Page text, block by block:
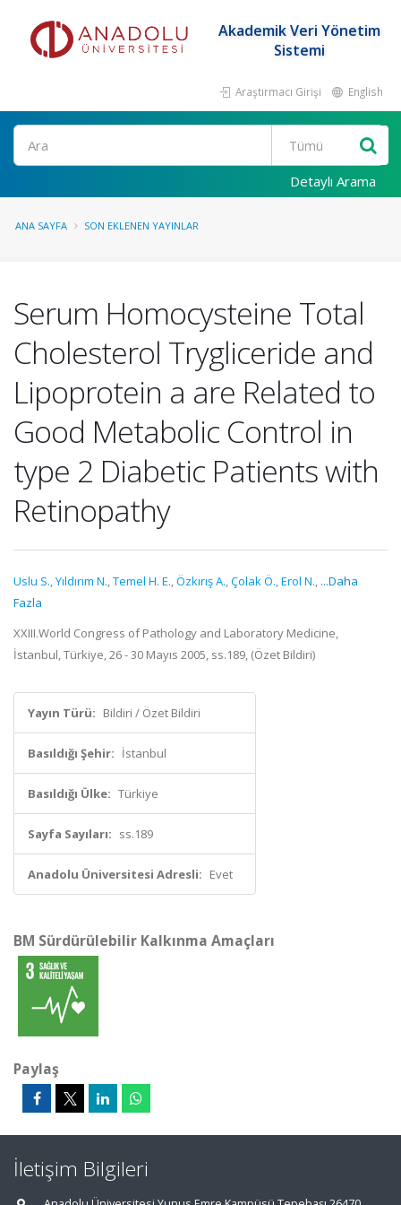
Akademik Veri Yönetim
Sistemi
Araştırmacı Girişi English
Ara
Detaylı Arama
ANA SAYFA SON EKLENEN YAYINLAR
Serum Homocysteine Total
Cholesterol Trygliceride and
Lipoprotein a are Related to
Good Metabolic Control in
type 2 Diabetic Patients with
Retinopathy
Uslu S.,Yıldırım N.,Temel H. E.,Özkırış A.,Çolak Ö.,Erol N., ...Daha
Fazla
XXIII.World Congress of Pathology and Laboratory Medicine,
İstanbul, Türkiye, 26 - 30 Mayıs 2005, ss.189, (Özet Bildiri)
Yayın Türü: Bildiri / Özet Bildiri
Basıldığı Şehir: İstanbul
Basıldığı Ülke: Türkiye
Sayfa Sayıları: ss.189
Anadolu Üniversitesi Adresli: Evet
BM Sürdürülebilir Kalkınma Amaçları
Paylaş
İletişim Bilgileri